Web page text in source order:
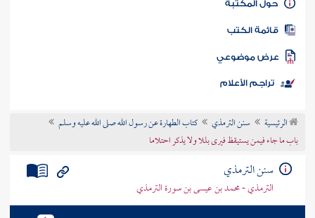
المكتبة
الكتب
موضوعي
تراجم الأعلام
الرئيسية سنن الترمذي
كتاب الطهارة عن رسول الله صلى الله عليه وسلم
باب ما جاء فيمن يستيقظ فيرى بللا ولا يذكر احتلاما
سنن الترمذي
الترمذي - محمد بن عيسى بن سورة الترمذي